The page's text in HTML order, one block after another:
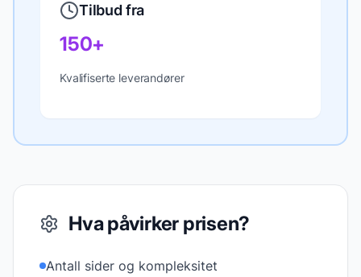
Tilbud fra
150+
Kvalifiserte leverandører
Hva påvirker prisen?
Antall sider og kompleksitet